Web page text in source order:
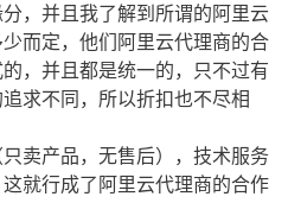
，并且我了解到所谓的阿里云
而定，他们阿里云代理商的合
，并且都是统一的，只不过有
求不同，所以折扣也不尽相
卖产品，无售后），技术服务
就行成了阿里云代理商的合作